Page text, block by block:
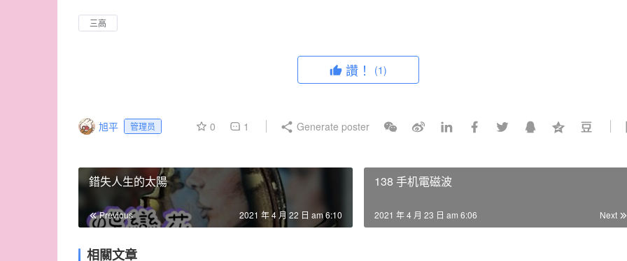
a
y
c
e
三高
讚！ (1)
旭平 管理员 0 1 Generate poster
錯失人生的太陽
Previous 2021 年 4 月 22 日 am 6:10
138 手机電磁波
Next
2021 年 4 月 23 日 am 6:06
相關文章